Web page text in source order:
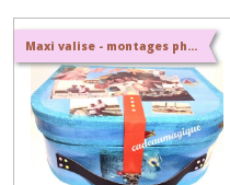
Maxi valise - montages photos